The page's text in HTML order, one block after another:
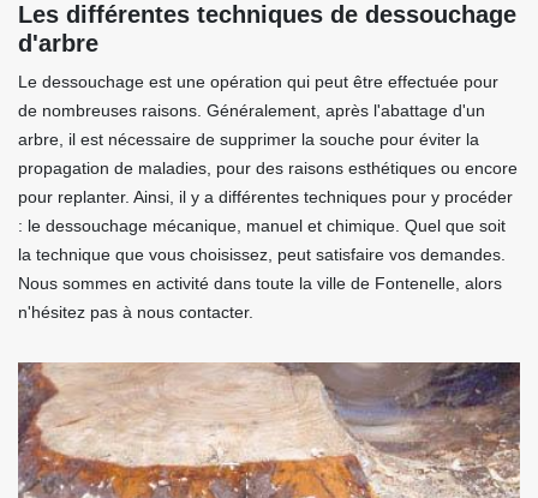
Les différentes techniques de dessouchage
d'arbre
Le dessouchage est une opération qui peut être effectuée pour
de nombreuses raisons. Généralement, après l'abattage d'un
arbre, il est nécessaire de supprimer la souche pour éviter la
propagation de maladies, pour des raisons esthétiques ou encore
pour replanter. Ainsi, il y a différentes techniques pour y procéder
: le dessouchage mécanique, manuel et chimique. Quel que soit
la technique que vous choisissez, peut satisfaire vos demandes.
Nous sommes en activité dans toute la ville de Fontenelle, alors
n'hésitez pas à nous contacter.